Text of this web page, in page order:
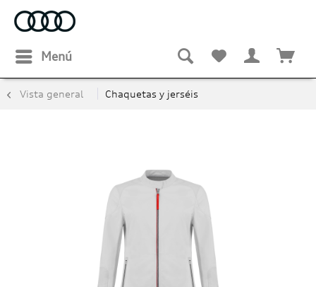
Menú
Vista general Chaquetas y jerséis